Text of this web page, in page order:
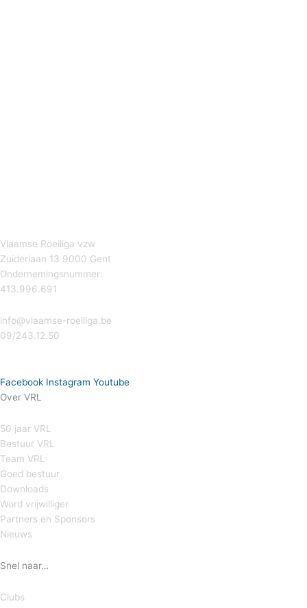
Vlaamse Roeiliga vzw
Zuiderlaan 13 9000 Gent
Ondernemingsnummer:
413.996.691
info@vlaamse-roeiliga.be
09/243.12.50
Facebook Instagram Youtube
Over VRL
50 jaar VRL
Bestuur VRL
Team VRL
Goed bestuur
Downloads
Word vrijwilliger
Partners en Sponsors
Nieuws
Snel naar…
Clubs